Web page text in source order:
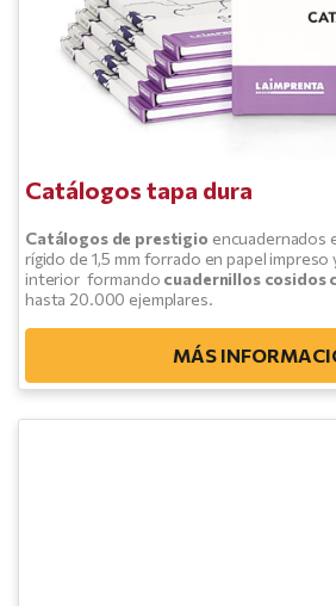
Catálogos tapa dura
Catálogos de prestigio encuadernados
rígido de 1,5 mm forrado en papel impreso
interior formando cuadernillos cosidos
hasta 20.000 ejemplares.
MÁS